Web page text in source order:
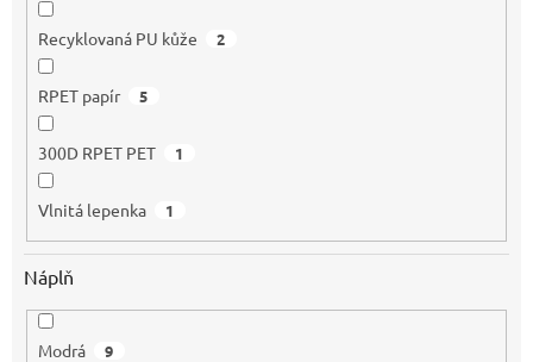
Recyklovaná PU kůže 2
RPET papír 5
300D RPET PET 1
Vlnitá lepenka 1
Náplň
Modrá 9